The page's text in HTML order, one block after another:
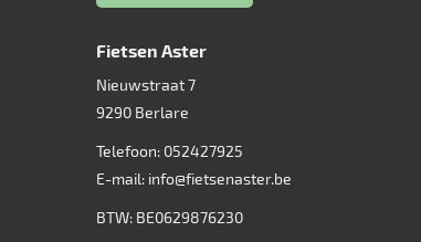
Fietsen Aster
Nieuwstraat 7
9290 Berlare
Telefoon: 052427925
E-mail: info@fietsenaster.be
BTW: BE0629876230